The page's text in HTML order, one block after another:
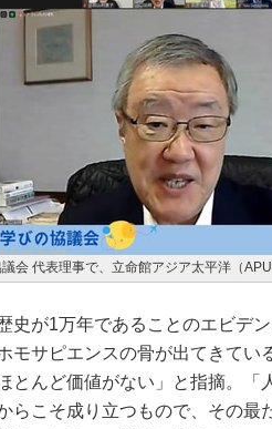
会 代表理事で、立命館アジア太平洋（
史が1万年であることのエビデ
モサピエンスの骨が出てきてい
とんど価値がない」と指摘。「
らこそ成り立つもので、その最